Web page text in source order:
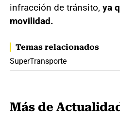
infracción de tránsito, ya
movilidad.
Temas relacionados
SuperTransporte
Más de